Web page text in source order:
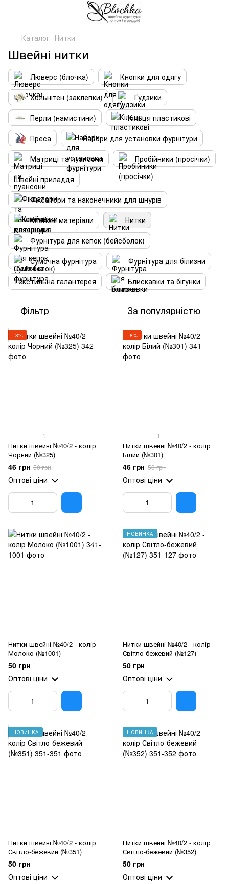
Каталог Нитки
Швейні нитки
Люверс (блочка)
Кнопки для одягу
Хольнітен (заклепки)
Ґудзики
Перли (намистини)
Кільця пластикові
Преса
Набори для установки фурнітури
Матриці та пуансони
Пробійники (просічки)
Швейні приладдя
Фіксатори та наконечники для шнурів
Клейові матеріали
Нитки
Фурнітура для кепок (бейсболок)
Сумочна фурнітура
Фурнітура для білизни
Текстильна галантерея
Блискавки та бігунки
Фільтр За популярністю
−8%
1
Нитки швейні №40/2 - колір
Чорний (№325)
46 грн 50 грн
Оптові ціни
−8%
1
Нитки швейні №40/2 - колір
Білий (№301)
46 грн 50 грн
Оптові ціни
Нитки швейні №40/2 - колір
Молоко (№1001)
50 грн
Оптові ціни
НОВИНКА
Нитки швейні №40/2 - колір
Світло-бежевий (№127)
50 грн
Оптові ціни
НОВИНКА
Нитки швейні №40/2 - колір
Світло-бежевий (№351)
50 грн
Оптові ціни
НОВИНКА
Нитки швейні №40/2 - колір
Світло-бежевий (№352)
50 грн
Оптові ціни